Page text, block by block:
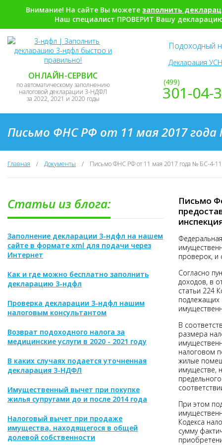
Внимание! На сайте Вы можетезаполнить
Наш специалист ПРОВЕРИТ Вашу
ОНЛАЙН-СЕРВИС
по автоматическому заполнению
налоговой декларации 3-НДФЛ
за 2022, 2021 и 2020 годы
Подоходный
Декларация
(499)
301-04-
Письмо ФНС РФ от 11 мая 2017 года
Главная / Документы / Письмо ФНС РФ от 11 мая 2017 года № БС-4-
Статьи из блога:
Заполнение декларации 3-ндфл на нашем
сайте в формате xml для подачи через
Интернет
Как и где можно бесплатно заполнить
декларацию 3-ндфл
Проверка декларации 3-ндфл нашим
налоговым консультантом
Возврат подоходного налога за
медицинские услуги в 2020 - 2021 году
В каких случаях подается уточненная
декларация 3-НДФЛ
Имущественный вычет при покупке
жилья супругами до и после 2014 года
Налоговый вычет при продаже
имущества, находящегося в общей
долевой собственности
Письмо
проверок, и
Согласно
доходов, в
статьи 224
подлежащих
В
размера
налоговом
жилые
имуществе,
При этом
Кодекса
сумму